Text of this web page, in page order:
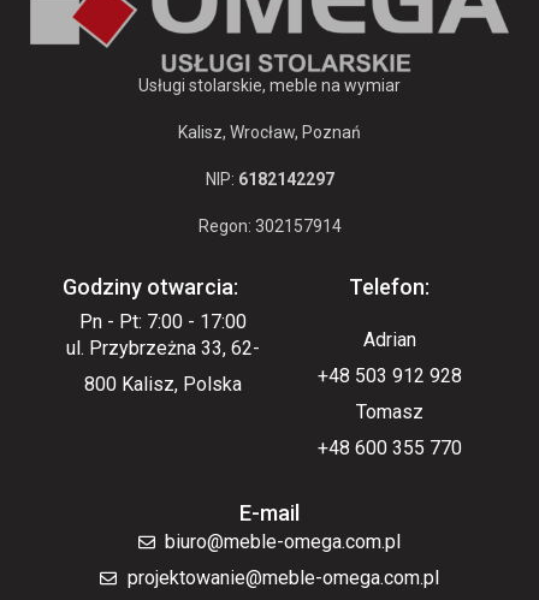
Usługi stolarskie, meble na wymiar
Kalisz, Wrocław, Poznań
NIP: 6182142297
Regon: 302157914
Godziny otwarcia:
Pn - Pt: 7:00 - 17:00
ul. Przybrzeżna 33, 62-
800 Kalisz, Polska
Telefon:
Adrian
+48 503 912 928
Tomasz
+48 600 355 770
E-mail
biuro@meble-omega.com.pl
projektowanie@meble-omega.com.pl